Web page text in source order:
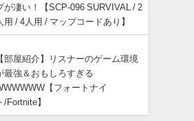
が凄い！【SCP-096 SURVIVAL / 2
用 / 4人用 / マップコードあり】
【部屋紹介】リスナーのゲーム環境
最強＆おもしろすぎる
【フォートナイ
/Fortnite】